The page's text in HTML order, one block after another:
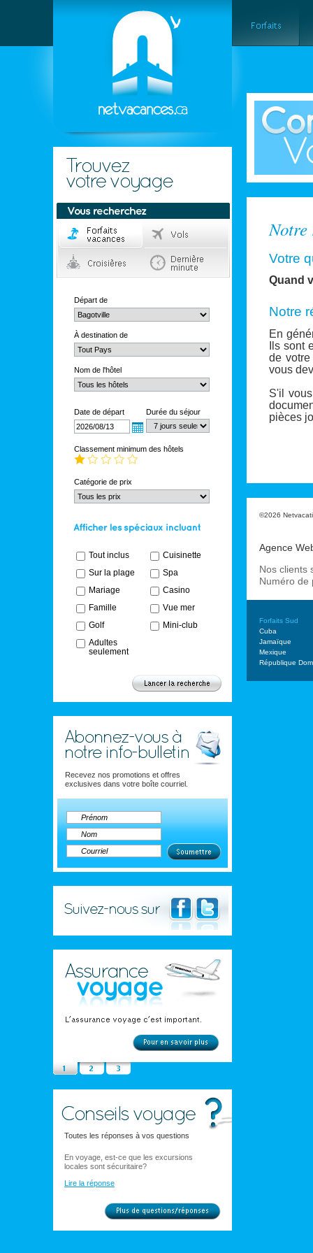
Départ de
À destination de
Nom de l'hôtel
Date de départ Durée du séjour
Classement minimum des hôtels
Catégorie de prix
Tout inclus
Cuisinette
Sur la plage
Spa
Mariage
Casino
Famille
Vue mer
Golf
Mini-club
Adultes
seulement
Recevez nos promotions et offres
exclusives dans votre boîte courriel.
Toutes les réponses à vos questions
En voyage, est-ce que les excursions
locales sont sécuritaire?
Lire la réponse
Notre
Votre
Quand
Notre
En
Ils sont
de votre
vous
S'il
pièces
©2026
Agence
Nos clients
Numéro de
Forfaits Sud
Cuba
Jamaïque
Mexique
République